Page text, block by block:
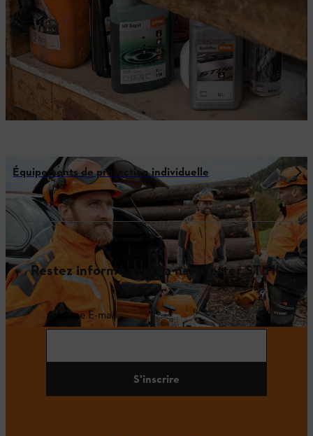
Équipements de protection individuelle
Restez informé avec la newsletter STIHL
Adresse E-mail
S'inscrire